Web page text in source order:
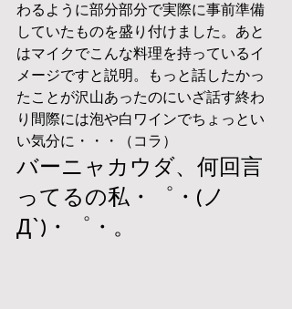
わるように部分部分で実際に事前準備
していたものを盛り付けました。あと
はマイクでこんな料理を持っているイ
メージですと説明。もっと話したかっ
たことが沢山あったのにいざ話す終わ
り間際には泡や白ワインでちょっとい
い気分に・・・（コラ）
バーニャカウダ、何回言
ってるの私・゜・(ノ
Д`)・゜・。